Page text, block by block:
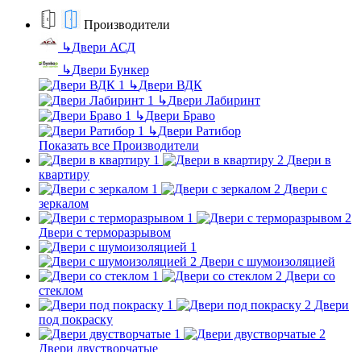
Производители
↳Двери АСД
↳Двери Бункер
↳Двери ВДК
↳Двери Лабиринт
↳Двери Браво
↳Двери Ратибор
Показать все Производители
Двери в
квартиру
Двери с
зеркалом
Двери с терморазрывом
Двери с шумоизоляцией
Двери со
стеклом
Двери
под покраску
Двери двустворчатые